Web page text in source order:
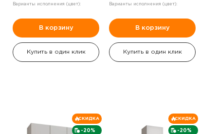
Варианты исполнения (цвет):
В корзину
Купить в один клик
Варианты исполнения (цвет):
В корзину
Купить в один клик
-20%
СКИДКА
-20%
СКИДКА